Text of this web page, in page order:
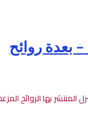
بعدة روائح
المنتشر بهاالروائح